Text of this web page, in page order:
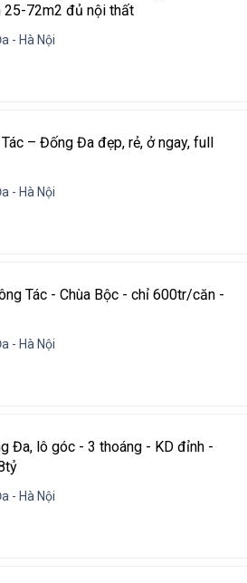
25-72m2 đủ nội thất
- Hà Nội
– Đống Đa đẹp, rẻ, ở ngay, full
- Hà Nội
Tác - Chùa Bộc - chỉ 600tr/căn -
- Hà Nội
Đa, lô góc - 3 thoáng - KD đỉnh -
- Hà Nội